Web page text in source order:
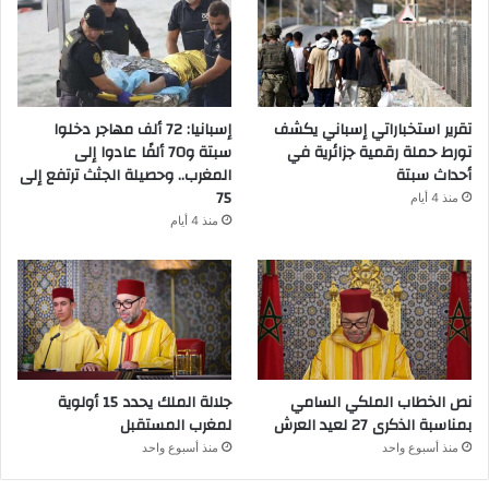
تقرير استخباراتي إسباني يكشف
تورط حملة رقمية جزائرية في
أحداث سبتة
منذ 4 أيام
إسبانيا: 72 ألف مهاجر دخلوا
سبتة و70 ألفًا عادوا إلى
المغرب.. وحصيلة الجثث ترتفع إلى
75
منذ 4 أيام
نص الخطاب الملكي السامي
بمناسبة الذكرى 27 لعيد العرش
منذ أسبوع واحد
جلالة الملك يحدد 15 أولوية
لمغرب المستقبل
منذ أسبوع واحد